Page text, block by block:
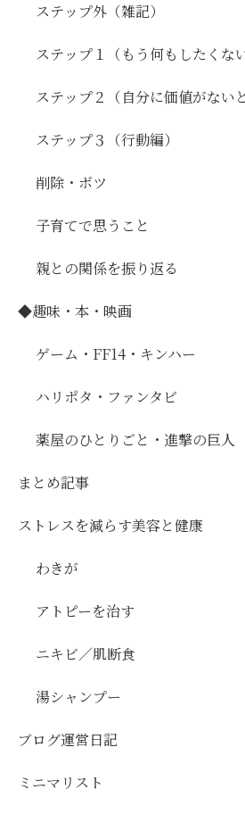
ステップ外（雑記）
ステップ１（もう何もしたくない
ステップ２（自分に価値がない
ステップ３（行動編）
削除・ボツ
子育てで思うこと
親との関係を振り返る
◆趣味・本・映画
ゲーム・FF14・キンハー
ハリポタ・ファンタビ
薬屋のひとりごと・進撃の巨人
まとめ記事
ストレスを減らす美容と健康
わきが
アトピーを治す
ニキビ／肌断食
湯シャンプー
ブログ運営日記
ミニマリスト